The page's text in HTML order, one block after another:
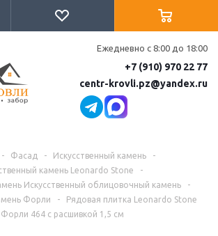
Ежедневно с 8:00 до 18:00
+7 (910) 970 22 77
centr-krovli.pz@yandex.ru
- Фасад - Искусственный камень
-
камень Leonardo Stone
-
Искусственный облицовочный камень
-
Форли
-
Рядовая плитка Leonardo Stone
Форли 464 с расшивкой 1,5 см